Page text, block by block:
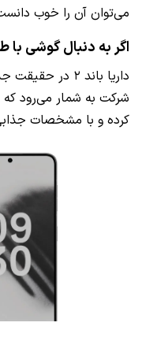
می‌توان آن را خوب
اگر به دنبال گوشی با
داریا باند ۲
شرکت به شمار می‌رود که
کرده و با مشخصات